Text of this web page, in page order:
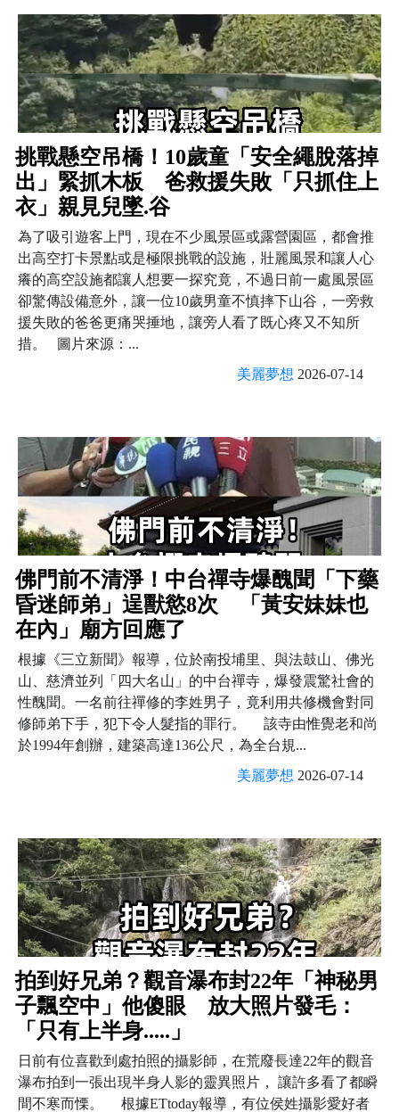
挑戰懸空吊橋！10歲童「安全繩脫落掉
出」緊抓木板 爸救援失敗「只抓住上
衣」親見兒墜.谷
為了吸引遊客上門，現在不少風景區或露營園區，都會推
出高空打卡景點或是極限挑戰的設施，壯麗風景和讓人心
癢的高空設施都讓人想要一探究竟，不過日前一處風景區
卻驚傳設備意外，讓一位10歲男童不慎摔下山谷，一旁救
援失敗的爸爸更痛哭捶地，讓旁人看了既心疼又不知所
措。 圖片來源：...
美麗夢想 2026-07-14
佛門前不清淨！中台禪寺爆醜聞「下藥
昏迷師弟」逞獸慾8次 「黃安妹妹也
在內」廟方回應了
根據《三立新聞》報導，位於南投埔里、與法鼓山、佛光
山、慈濟並列「四大名山」的中台禪寺，爆發震驚社會的
性醜聞。一名前往禪修的李姓男子，竟利用共修機會對同
修師弟下手，犯下令人髮指的罪行。 該寺由惟覺老和尚
於1994年創辦，建築高達136公尺，為全台規...
美麗夢想 2026-07-14
拍到好兄弟？觀音瀑布封22年「神秘男
子飄空中」他傻眼 放大照片發毛：
「只有上半身.....」
日前有位喜歡到處拍照的攝影師，在荒廢長達22年的觀音
瀑布拍到一張出現半身人影的靈異照片， 讓許多看了都瞬
間不寒而慄。 根據ETtoday報導，有位侯姓攝影愛好者